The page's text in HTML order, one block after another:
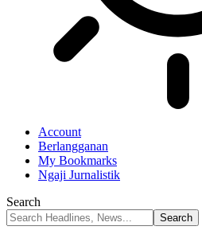
Account
Berlangganan
My Bookmarks
Ngaji Jurnalistik
Search